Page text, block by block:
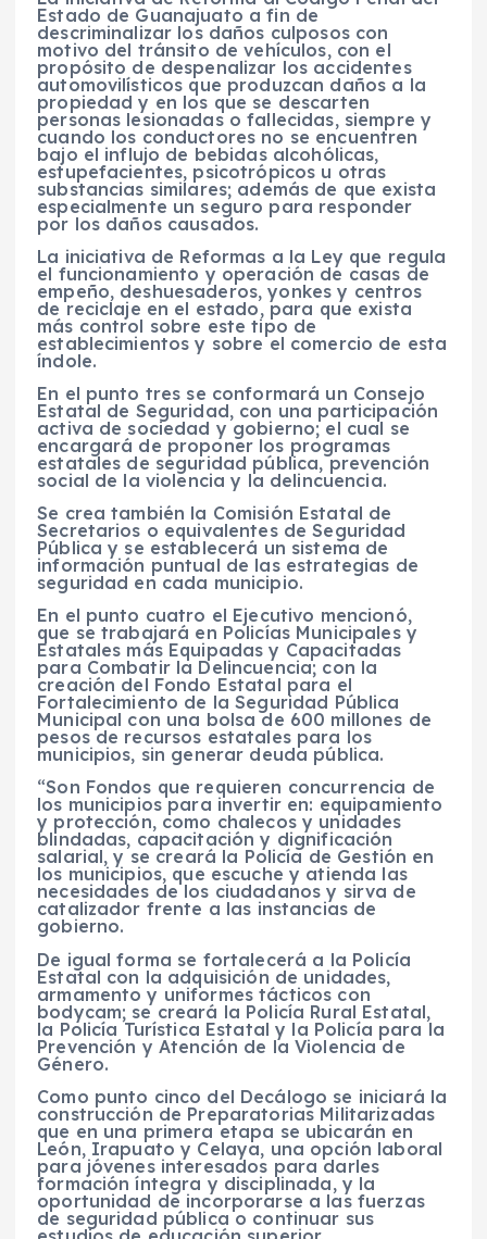
Estado de Guanajuato a fin de
descriminalizar los daños culposos con
motivo del tránsito de vehículos, con el
propósito de despenalizar los accidentes
automovilísticos que produzcan daños a la
propiedad y en los que se descarten
personas lesionadas o fallecidas, siempre y
cuando los conductores no se encuentren
bajo el influjo de bebidas alcohólicas,
estupefacientes, psicotrópicos u otras
substancias similares; además de que exista
especialmente un seguro para responder
por los daños causados.
La iniciativa de Reformas a la Ley que regula
el funcionamiento y operación de casas de
empeño, deshuesaderos, yonkes y centros
de reciclaje en el estado, para que exista
más control sobre este tipo de
establecimientos y sobre el comercio de esta
índole.
En el punto tres se conformará un Consejo
Estatal de Seguridad, con una participación
activa de sociedad y gobierno; el cual se
encargará de proponer los programas
estatales de seguridad pública, prevención
social de la violencia y la delincuencia.
Se crea también la Comisión Estatal de
Secretarios o equivalentes de Seguridad
Pública y se establecerá un sistema de
información puntual de las estrategias de
seguridad en cada municipio.
En el punto cuatro el Ejecutivo mencionó,
que se trabajará en Policías Municipales y
Estatales más Equipadas y Capacitadas
para Combatir la Delincuencia; con la
creación del Fondo Estatal para el
Fortalecimiento de la Seguridad Pública
Municipal con una bolsa de 600 millones de
pesos de recursos estatales para los
municipios, sin generar deuda pública.
“Son Fondos que requieren concurrencia de
los municipios para invertir en: equipamiento
y protección, como chalecos y unidades
blindadas, capacitación y dignificación
salarial, y se creará la Policía de Gestión en
los municipios, que escuche y atienda las
necesidades de los ciudadanos y sirva de
catalizador frente a las instancias de
gobierno.
De igual forma se fortalecerá a la Policía
Estatal con la adquisición de unidades,
armamento y uniformes tácticos con
bodycam; se creará la Policía Rural Estatal,
la Policía Turística Estatal y la Policía para la
Prevención y Atención de la Violencia de
Género.
Como punto cinco del Decálogo se iniciará la
construcción de Preparatorias Militarizadas
que en una primera etapa se ubicarán en
León, Irapuato y Celaya, una opción laboral
para jóvenes interesados para darles
formación íntegra y disciplinada, y la
oportunidad de incorporarse a las fuerzas
de seguridad pública o continuar sus